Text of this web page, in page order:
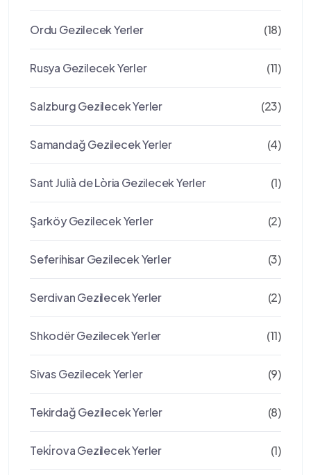
Ordu Gezilecek Yerler (18)
Rusya Gezilecek Yerler (11)
Salzburg Gezilecek Yerler (23)
Samandağ Gezilecek Yerler (4)
Sant Julià de Lòria Gezilecek Yerler (1)
Şarköy Gezilecek Yerler (2)
Seferihisar Gezilecek Yerler (3)
Serdivan Gezilecek Yerler (2)
Shkodër Gezilecek Yerler (11)
Sivas Gezilecek Yerler (9)
Tekirdağ Gezilecek Yerler (8)
Teki̇rova Gezilecek Yerler (1)